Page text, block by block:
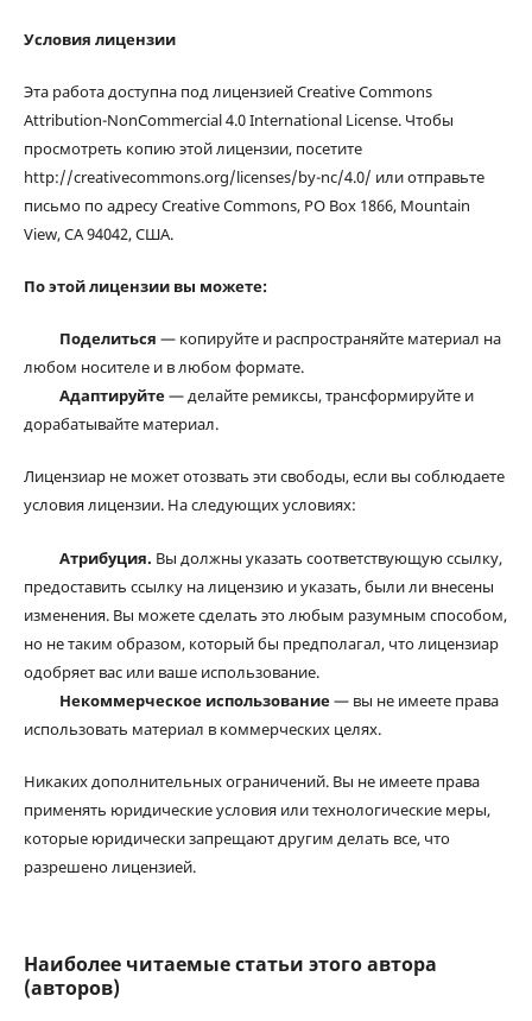
Условия лицензии
Эта работа доступна под лицензией Creative Commons
Attribution-NonCommercial 4.0 International License. Чтобы
просмотреть копию этой лицензии, посетите
http://creativecommons.org/licenses/by-nc/4.0/ или отправьте
письмо по адресу Creative Commons, PO Box 1866, Mountain
View, CA 94042, США.
По этой лицензии вы можете:
Поделиться — копируйте и распространяйте материал на
любом носителе и в любом формате.
Адаптируйте— делайте ремиксы, трансформируйте и
дорабатывайте материал.
Лицензиар не может отозвать эти свободы, если вы соблюдаете
условия лицензии. На следующих условиях:
Атрибуция. Вы должны указать соответствующую ссылку,
предоставить ссылку на лицензию и указать, были ли внесены
изменения. Вы можете сделать это любым разумным способом,
но не таким образом, который бы предполагал, что лицензиар
одобряет вас или ваше использование.
Некоммерческое использование— вы не имеете права
использовать материал в коммерческих целях.
Никаких дополнительных ограничений. Вы не имеете права
применять юридические условия или технологические меры,
которые юридически запрещают другим делать все, что
разрешено лицензией.
Наиболее читаемые статьи этого автора
(авторов)